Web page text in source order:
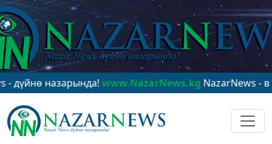
назарында!www.NazarNews.kgNazarNews - в